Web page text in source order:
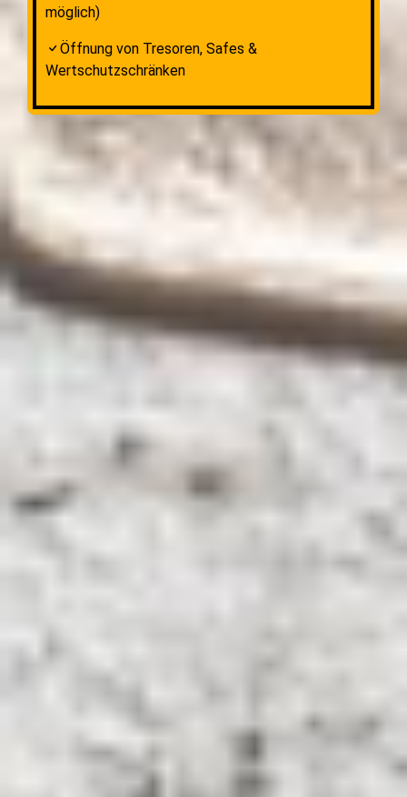
möglich)
Öffnung von Tresoren, Safes &
Wertschutzschränken